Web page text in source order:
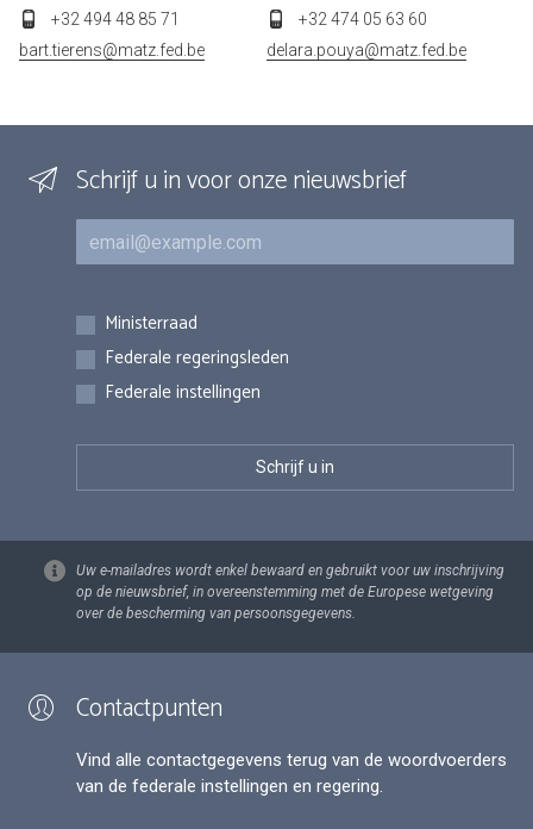
+32 494 48 85 71
bart.tierens@matz.fed.be
+32 474 05 63 60
delara.pouya@matz.fed.be
Schrijf u in voor onze nieuwsbrief
E-mail
Inschrijvingen
Ministerraad
Federale regeringsleden
Federale instellingen
Uw e-mailadres wordt enkel bewaard en gebruikt voor uw inschrijving
op de nieuwsbrief, in overeenstemming met de Europese wetgeving
over de bescherming van persoonsgegevens.
Contactpunten
Vind alle contactgegevens terug van de woordvoerders
van de federale instellingen en regering.